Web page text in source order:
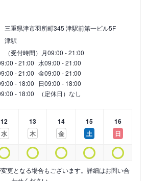
三重県津市羽所町345 津駅前第一ビル5F
津駅
（受付時間） 月09:00 - 21:00
- 21:00 水09:00 - 21:00
- 21:00 金09:00 - 21:00
- 18:00 日09:00 - 18:00
- 18:00 （定休日）なし
12
水
13
木
14
金
15
土
16
日
更となる場合もございます。詳細はお問い合